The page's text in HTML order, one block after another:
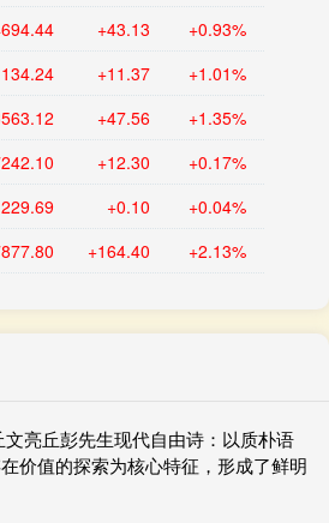
+43.13 +0.93%
+11.37 +1.01%
+47.56 +1.35%
+12.30 +0.17%
229.69 +0.10 +0.04%
+164.40 +2.13%
亮丘彭先生现代自由诗：以质朴语
价值的探索为核心特征，形成了鲜明